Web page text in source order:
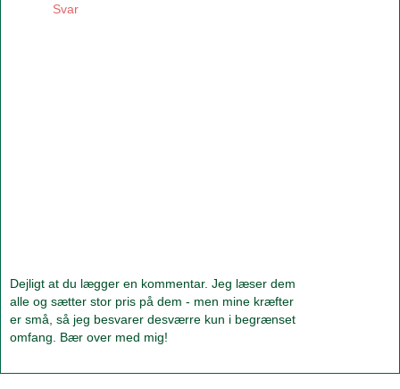
Svar
Dejligt at du lægger en kommentar. Jeg læser dem
alle og sætter stor pris på dem - men mine kræfter
er små, så jeg besvarer desværre kun i begrænset
omfang. Bær over med mig!